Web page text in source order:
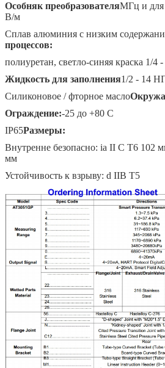
Особняк преобразователяМГц и для
В/м
Сплав алюминия с низким
процессов:
полиуретан, светло-синяя краска 1/4
Жидкость для заполнения1/2 - 14
Силиконовое / фторное масло
Ограждение:-25 до +80 C
IP65Размеры:
Внутренне безопасно: ia II C T6 102
мм
Устойчивость к взрыву: d IIB T5